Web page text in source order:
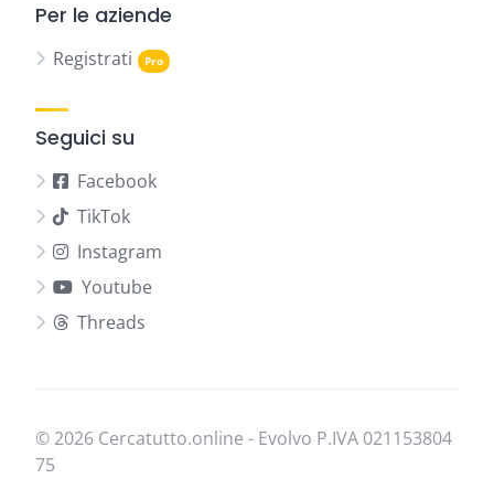
Per le aziende
Registrati
Seguici su
Facebook
TikTok
Instagram
Youtube
Threads
© 2026 Cercatutto.online - Evolvo P.IVA 021​153​804​
75